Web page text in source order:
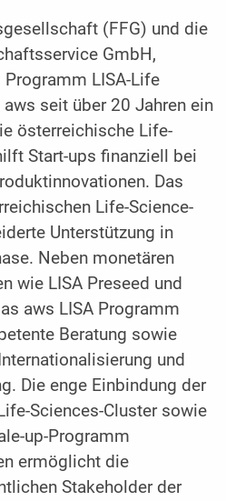
(FFG) und die
GmbH,
LISA-Life
seit über 20 Jahren ein
österreichische Life-
Start-ups finanziell bei
Das
Life-Science-
Unterstützung in
Neben monetären
wie LISA Preseed und
aws LISA Programm
Beratung sowie
und
Die enge Einbindung der
Sciences-Cluster sowie
up-Programm
ermöglicht die
Stakeholder der